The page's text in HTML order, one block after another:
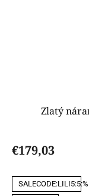
Zlatý
€179,03
SALECODE:LILI5:5:%